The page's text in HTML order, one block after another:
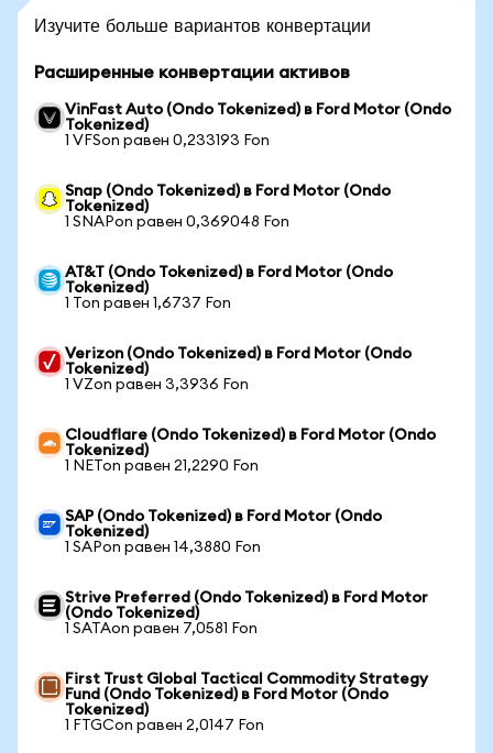
Изучите больше вариантов конвертации
Расширенные конвертации активов
VinFast Auto (Ondo Tokenized) в Ford Motor (Ondo
Tokenized)
1 VFSon равен 0,233193 Fon
Snap (Ondo Tokenized) в Ford Motor (Ondo
Tokenized)
1 SNAPon равен 0,369048 Fon
AT&T (Ondo Tokenized) в Ford Motor (Ondo
Tokenized)
1 Ton равен 1,6737 Fon
Verizon (Ondo Tokenized) в Ford Motor (Ondo
Tokenized)
1 VZon равен 3,3936 Fon
Cloudflare (Ondo Tokenized) в Ford Motor (Ondo
Tokenized)
1 NETon равен 21,2290 Fon
SAP (Ondo Tokenized) в Ford Motor (Ondo
Tokenized)
1 SAPon равен 14,3880 Fon
Strive Preferred (Ondo Tokenized) в Ford Motor
(Ondo Tokenized)
1 SATAon равен 7,0581 Fon
First Trust Global Tactical Commodity Strategy
Fund (Ondo Tokenized) в Ford Motor (Ondo
Tokenized)
1 FTGCon равен 2,0147 Fon